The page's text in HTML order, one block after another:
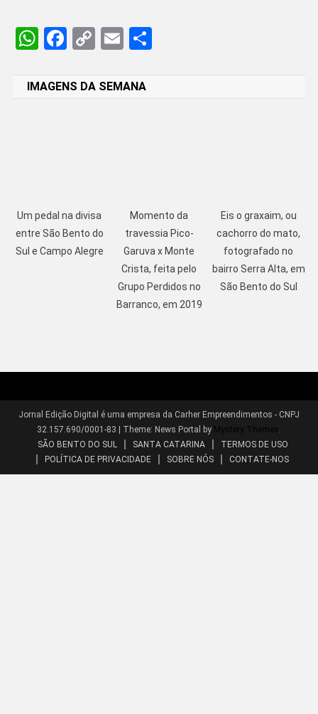
WhatsApp
Facebook
CopyEmailShare
IMAGENS DA SEMANA
Um pedal na divisa
entre São Bento do
Sul e Campo Alegre
Momento da
travessia Pico-
Garuva x Monte
Crista, feita pelo
Grupo Perdidos no
Barranco, em 2019
Eis o graxaim, ou
cachorro do mato,
fotografado no
bairro Serra Alta, em
São Bento do Sul
Jornal Edição Digital é uma empresa da Carher Empreendimentos - CNPJ
32.157.690/0001-83
Theme: News Portal by Mystery Themes .
SÃO BENTO DO SUL
SANTA CATARINA
TERMOS DE USO
POLÍTICA DE PRIVACIDADE
SOBRE NÓS CONTATE-NOS